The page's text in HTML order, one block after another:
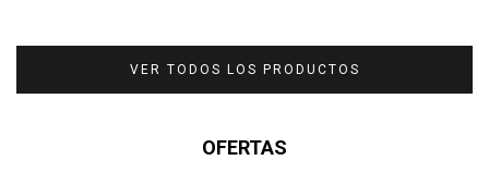
VER TODOS LOS PRODUCTOS
OFERTAS